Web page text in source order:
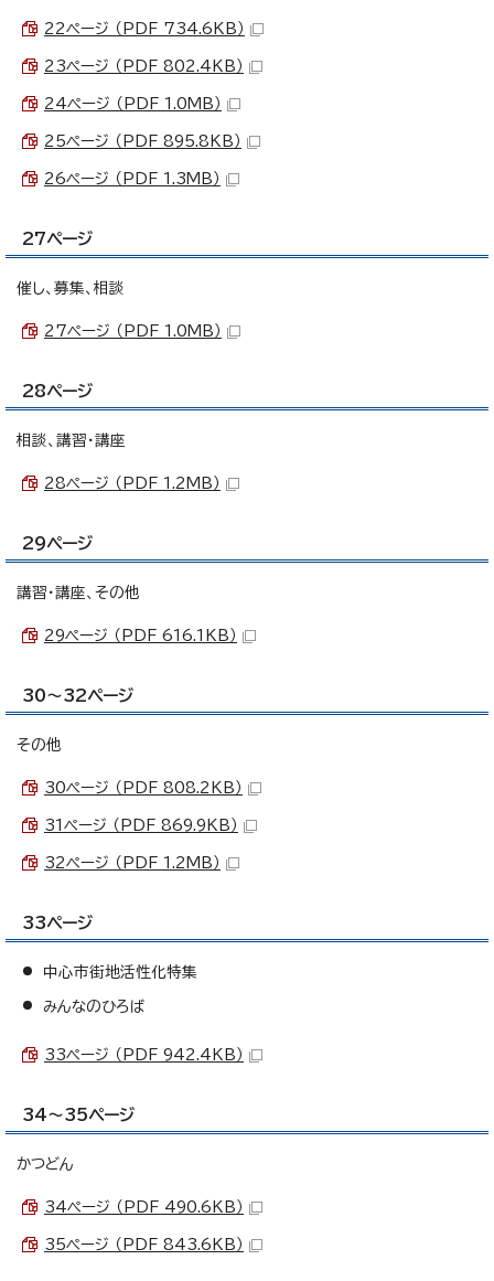
22ページ （PDF 734.6KB）
23ページ （PDF 802.4KB）
24ページ （PDF 1.0MB）
25ページ （PDF 895.8KB）
26ページ （PDF 1.3MB）
27ページ
催し、募集、相談
27ページ （PDF 1.0MB）
28ページ
相談、講習・講座
28ページ （PDF 1.2MB）
29ページ
講習・講座、その他
29ページ （PDF 616.1KB）
30～32ページ
その他
30ページ （PDF 808.2KB）
31ページ （PDF 869.9KB）
32ページ （PDF 1.2MB）
33ページ
中心市街地活性化特集
みんなのひろば
33ページ （PDF 942.4KB）
34～35ページ
かつどん
34ページ （PDF 490.6KB）
35ページ （PDF 843.6KB）